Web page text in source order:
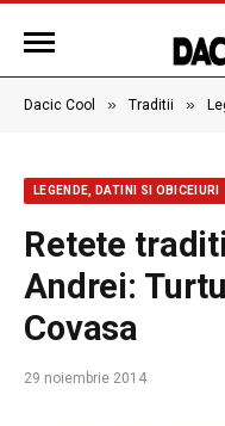
Dacic Cool » Traditii »
LEGENDE, DATINI SI OBICEIURI
Retete
Andrei:
Covasa
29 noiembrie 2014